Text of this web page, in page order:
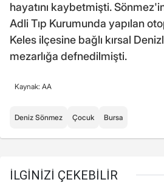
hayatını kaybetmişti.
Adli Tıp Kurumunda yapılan
Keles ilçesine bağlı kırsal
mezarlığa defnedilmişti.
Kaynak: AA
Deniz Sönmez Çocuk Bursa